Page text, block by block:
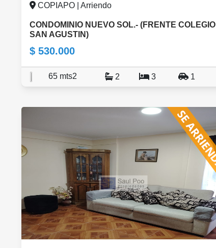
COPIAPO | Arriendo
CONDOMINIO NUEVO SOL.- (FRENTE COLEGIO
SAN AGUSTIN)
$ 530.000
65 mts2 2 3 1